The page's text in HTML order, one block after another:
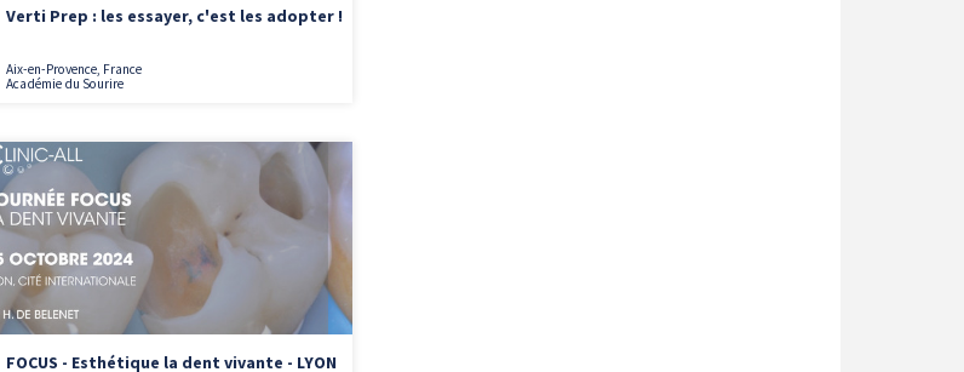
Verti Prep : les essayer, c'est les adopter !
Aix-en-Provence, France
Académie du Sourire
FOCUS - Esthétique la dent vivante - LYON